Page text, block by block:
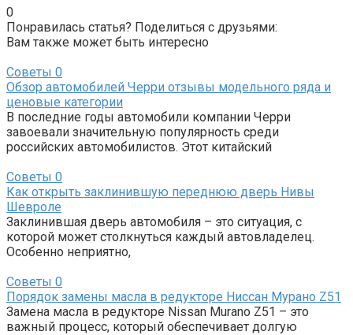
0
Понравилась статья? Поделиться с друзьями:
Вам также может быть интересно
Советы 0
Обзор автомобилей Черри отзывы модельного ряда и
ценовые категории
В последние годы автомобили компании Черри
завоевали значительную популярность среди
российских автомобилистов. Этот китайский
Советы 0
Как открыть заклинившую переднюю дверь Нивы
Шевроле
Заклинившая дверь автомобиля – это ситуация, с
которой может столкнуться каждый автовладелец.
Особенно неприятно,
Советы 0
Порядок замены масла в редукторе Ниссан Мурано Z51
Замена масла в редукторе Nissan Murano Z51 – это
важный процесс, который обеспечивает долгую